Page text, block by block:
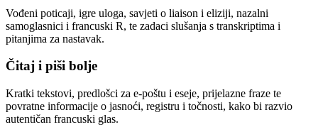
Vođeni poticaji, igre uloga, savjeti o liaison i eliziji, nazalni
samoglasnici i francuski R, te zadaci slušanja s transkriptima i
pitanjima za nastavak.
Čitaj i piši bolje
Kratki tekstovi, predlošci za e-poštu i eseje, prijelazne fraze te
povratne informacije o jasnoći, registru i točnosti, kako bi razvio
autentičan francuski glas.